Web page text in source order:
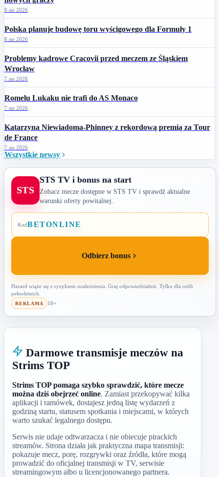
8 sie 2026
Polska planuje budowę toru wyścigowego dla Formuły 1
8 sie 2026
Problemy kadrowe Cracovii przed meczem ze Śląskiem
Wrocław
7 sie 2026
Romelu Lukaku nie trafi do AS Monaco
7 sie 2026
Katarzyna Niewiadoma-Phinney z rekordową premią za Tour
de France
7 sie 2026
Wszystkie newsy
STS
STS TV i bonus na start
Zobacz mecze dostępne w STS TV i sprawdź aktualne
warunki oferty powitalnej.
KodBETONLINE
Odbierz bonus
Hazard wiąże się z ryzykiem uzależnienia. Graj odpowiedzialnie. Tylko dla osób
pełnoletnich.
REKLAMA 18+
Darmowe transmisje meczów na
Strims TOP
Strims TOP pomaga szybko sprawdzić, które mecze
można dziś obejrzeć online. Zamiast przekopywać kilka
aplikacji i ramówek, dostajesz jedną listę wydarzeń z
godziną startu, statusem spotkania i miejscami, w których
warto szukać legalnego dostępu.
Serwis nie udaje odtwarzacza i nie obiecuje pirackich
streamów. Strona działa jak praktyczna mapa transmisji:
pokazuje mecz, porę, rozgrywki oraz źródła, które mogą
prowadzić do oficjalnej transmisji w TV, serwisie
streamingowym albo u licencjonowanego partnera.